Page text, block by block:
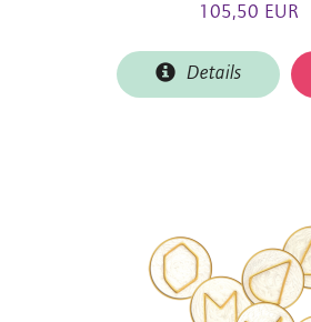
105,50 EUR
Details